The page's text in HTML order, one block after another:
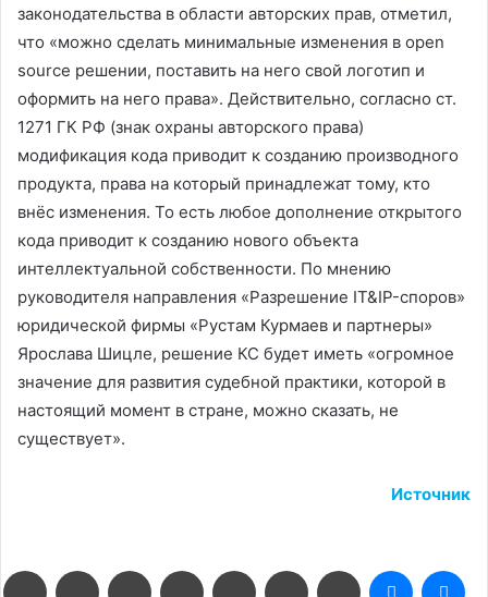
законодательства в области авторских прав, отметил,
что «можно сделать минимальные изменения в open
source решении, поставить на него свой логотип и
оформить на него права». Действительно, согласно ст.
1271 ГК РФ (знак охраны авторского права)
модификация кода приводит к созданию производного
продукта, права на который принадлежат тому, кто
внёс изменения. То есть любое дополнение открытого
кода приводит к созданию нового объекта
интеллектуальной собственности. По мнению
руководителя направления «Разрешение IT&IP-споров»
юридической фирмы «Рустам Курмаев и партнеры»
Ярослава Шицле, решение КС будет иметь «огромное
значение для развития судебной практики, которой в
настоящий момент в стране, можно сказать, не
существует».
Источник
FacebookTwitter LinkedIn Pinterest Reddit ВконтактеОдноклассники
Messenger